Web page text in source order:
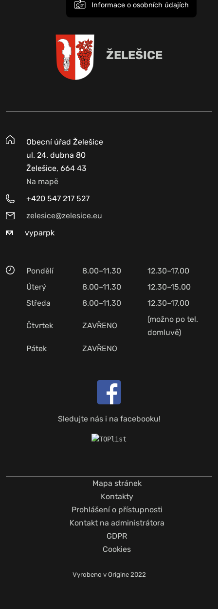
Informace o osobních údajích
ŽELEŠICE
Obecní úřad Želešice
ul. 24. dubna 80
Želešice, 664 43
Na mapě
+420 547 217 527
zelesice@zelesice.eu
vyparpk
Pondělí 8.00–11.30
12.30–17.00
Úterý
8.00–11.30
12.30–15.00
Středa
8.00–11.30 12.30–17.00
Čtvrtek ZAVŘENO
(možno po tel.
domluvě)
Pátek
ZAVŘENO
Sledujte nás i na facebooku!
Mapa stránek
Kontakty
Prohlášení o přístupnosti
Kontakt na administrátora
GDPR
Cookies
Vyrobeno v Origine2022